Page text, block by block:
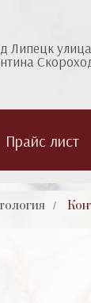
Прайс лист
Липецк улица
/